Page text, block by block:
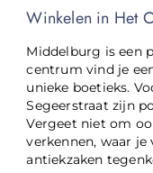
Winkelen in Het
Middelburg is een
centrum vind je
unieke boetieks.
Segeerstraat zijn
Vergeet niet om
verkennen, waar je
antiekzaken